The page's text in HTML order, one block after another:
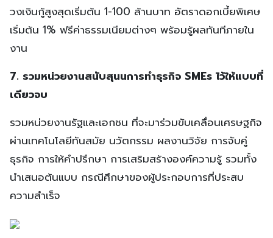
วงเงินกู้สูงสุดเริ่มต้น 1-100 ล้านบาท อัตราดอกเบี้ยพิเศษ
เริ่มต้น 1% ฟรีค่าธรรมเนียมต่างๆ พร้อมรู้ผลทันทีภายใน
งาน
7. รวมหน่วยงานสนับสุนนการทำธุรกิจ SMEs ไว้ให้แบบที่
เดียวจบ
รวมหน่วยงานรัฐและเอกชน ที่จะมาร่วมขับเคลื่อนเศรษฐกิจ
ผ่านเทคโนโลยีทันสมัย นวัตกรรม ผลงานวิจัย การจับคู่
ธุรกิจ การให้คำปรึกษา การเสริมสร้างองค์ความรู้ รวมทั้ง
นำเสนอต้นแบบ กรณีศึกษาของผู้ประกอบการที่ประสบ
ความสำเร็จ